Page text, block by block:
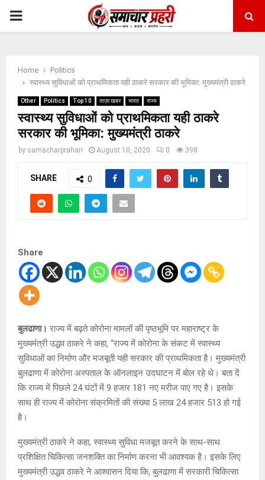
PRIMARY
Home
Politics
स्वास्थ्य सुविधाओं को प्राथमिकता यही ठाकरे सरकार की भूमिका: मुख्यमंत्री ठाकरे
Other Politics Top 10 ताज़ा खबर भारत राज्य
स्वास्थ्य सुविधाओं को प्राथमिकता यही ठाकरे
सरकार की भूमिका: मुख्यमंत्री ठाकरे
by samacharprahari August 10, 2020 0 398
SHARE 0
Share
बुलढाणा। राज्य में बढ़ते कोरोना मामलों की पृष्ठभूमि पर महाराष्ट्र के
मुख्यमंत्री उद्धव ठाकरे ने कहा, “राज्य में कोरोना के संकट में स्वास्थ्य
सुविधाओं का निर्माण और मजबूती यही सरकार की प्राथमिकता है। मुख्यमंत्री
बुलढाणा में कोरोना अस्पताल के ऑनलाइन उदघाटन में बोल रहे थे। बता दें
कि राज्य में पिछले 24 घंटों में 9 हजार 181 नए मरीज पाए गए है। इसके
साथ ही राज्य में कोरोना संक्रमितों की संख्या 5 लाख 24 हजार 513 हो गई
है।
मुख्यमंत्री ठाकरे ने कहा, स्वास्थ्य सुविधा मजबूत करने के साथ-साथ
प्रशिक्षित चिकित्सा जनशक्ति का निर्माण करना भी आवश्यक है। इसके लिए
मुख्यमंत्री उद्धव ठाकरे ने आश्वासन दिया कि, बुलढाणा में सरकारी चिकित्सा